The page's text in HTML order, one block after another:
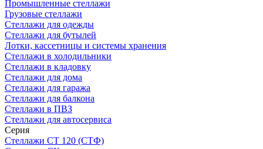
Промышленные стеллажи
Грузовые стеллажи
Стеллажи для одежды
Стеллажи для бутылей
Лотки, кассетницы и системы хранения
Стеллажи в холодильники
Стеллажи в кладовку
Стеллажи для дома
Стеллажи для гаража
Стеллажи для балкона
Стеллажи в ПВЗ
Стеллажи для автосервиса
Серия
Стеллажи СТ 120 (СТФ)